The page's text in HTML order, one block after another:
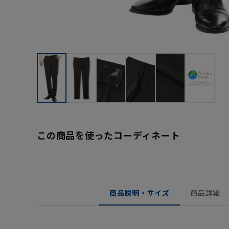
この商品を使ったコーディネート
商品説明・サイズ 商品詳細